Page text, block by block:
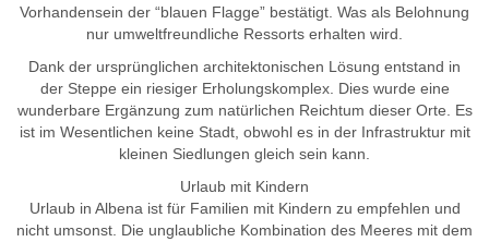
Vorhandensein der “blauen Flagge” bestätigt. Was als Belohnung
nur umweltfreundliche Ressorts erhalten wird.
Dank der ursprünglichen architektonischen Lösung entstand in
der Steppe ein riesiger Erholungskomplex. Dies wurde eine
wunderbare Ergänzung zum natürlichen Reichtum dieser Orte. Es
ist im Wesentlichen keine Stadt, obwohl es in der Infrastruktur mit
kleinen Siedlungen gleich sein kann.
Urlaub mit Kindern
Urlaub in Albena ist für Familien mit Kindern zu empfehlen und
nicht umsonst. Die unglaubliche Kombination des Meeres mit dem